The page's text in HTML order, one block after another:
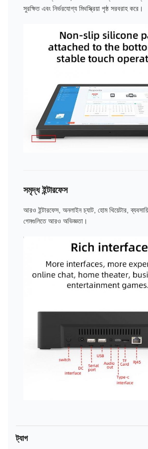
সুরক্ষিত এবং নির্ভরযোগ্য মিথস্ক্রিয়া পৃষ্ঠ সরবরাহ করে।
সমৃদ্ধ ইন্টারফেস
আরও ইন্টারফেস, অনলাইন চ্যাট, হোম থিয়েটার,
গেমগুলিতে আরও অভিজ্ঞতা।
ট্যাগ